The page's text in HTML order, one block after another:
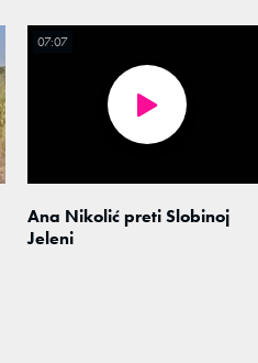
Ana Nikolić preti Slobinoj
Jeleni
07:07